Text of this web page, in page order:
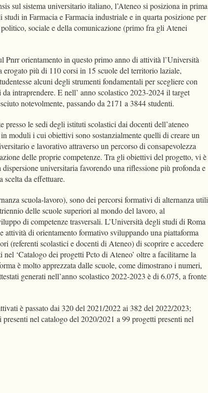
sul sistema universitario italiano, l’Ateneo si posiziona in prima
in Farmacia e Farmacia industriale e in quarta posizione per
sociale e della comunicazione (primo fra gli Atenei
Pnrr orientamento in questo primo anno di attività l’Università
più di 110 corsi in 15 scuole del territorio laziale,
alcuni degli strumenti fondamentali per scegliere con
intraprendere. E nell’ anno scolastico 2023-2024 il target
notevolmente, passando da 2171 a 3844 studenti.
presso le sedi degli istituti scolastici dai docenti dell’ateneo
moduli i cui obiettivi sono sostanzialmente quelli di creare un
e lavorativo attraverso un percorso di consapevolezza
delle proprie competenze. Tra gli obiettivi del progetto, vi è
universitaria favorendo una riflessione più profonda e
scelta da effettuare.
scuola-lavoro), sono dei percorsi formativi di alternanza utili
delle scuole superiori al mondo del lavoro, al
di competenze trasversali. L’Università degli studi di Roma
attività di orientamento formativo sviluppando una piattaforma
(referenti scolastici e docenti di Ateneo) di scoprire e accedere
‘Catalogo dei progetti Pcto di Ateneo’ oltre a facilitarne la
è molto apprezzata dalle scuole, come dimostrano i numeri,
generati nell’anno scolastico 2022-2023 è di 6.075, a fronte
è passato dai 320 del 2021/2022 ai 382 del 2022/2023;
presenti nel catalogo del 2020/2021 a 99 progetti presenti nel